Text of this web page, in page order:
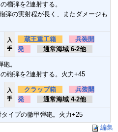
榴弾を2連射する。
弾の実射程が長く、またダメージも
入
手
蔵王重工箱
兵装開
発
通常海域 6-2他
。
砲弾を2連射する。火力+45
入
手
クラップ箱
兵装開
発
通常海域 4-2他
イプの徹甲弾砲。火力+25
編集